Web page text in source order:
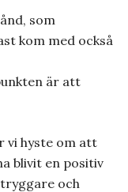
som
kom med också
är att
vi hyste om att
blivit en positiv
och